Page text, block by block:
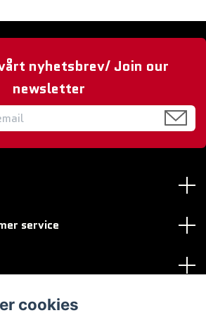
nyhetsbrev/ Join our
newsletter
service
cookies